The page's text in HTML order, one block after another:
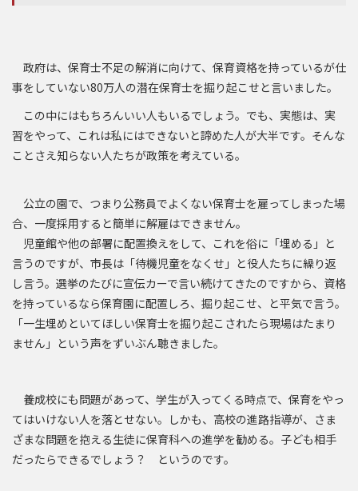
政府は、保育士不足の解消に向けて、保育資格を持っているが仕
事をしていない80万人の潜在保育士を掘り起こせと言いました。
この中にはもちろんいい人もいるでしょう。でも、実態は、実
習をやって、これは私にはできないと諦めた人が大半です。そんな
ことさえ知らない人たちが政策を考えている。
公立の園で、つまり公務員でよくない保育士を雇ってしまった場
合、一度採用すると簡単に解雇はできません。
児童館や他の部署に配置換えをして、これを俗に「埋める」と
言うのですが、市長は「待機児童をなくせ」と役人たちに繰り返
し言う。選挙のたびに宣伝カーで言い続けてきたのですから、資格
を持っているなら保育園に配置しろ、掘り起こせ、と平気で言う。
「一生埋めといてほしい保育士を掘り起こされたら現場はたまり
ません」という声をずいぶん聴きました。
養成校にも問題があって、学生が入ってくる時点で、保育をやっ
てはいけない人を落とせない。しかも、高校の進路指導が、さま
ざまな問題を抱える生徒に保育科への進学を勧める。子ども相手
だったらできるでしょう？ というのです。